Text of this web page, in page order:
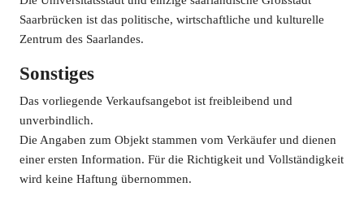
Saarbrücken ist das politische, wirtschaftliche und kulturelle
Zentrum des Saarlandes.
Sonstiges
Das vorliegende Verkaufsangebot ist freibleibend und
unverbindlich.
Die Angaben zum Objekt stammen vom Verkäufer und dienen
einer ersten Information. Für die Richtigkeit und Vollständigkeit
wird keine Haftung übernommen.